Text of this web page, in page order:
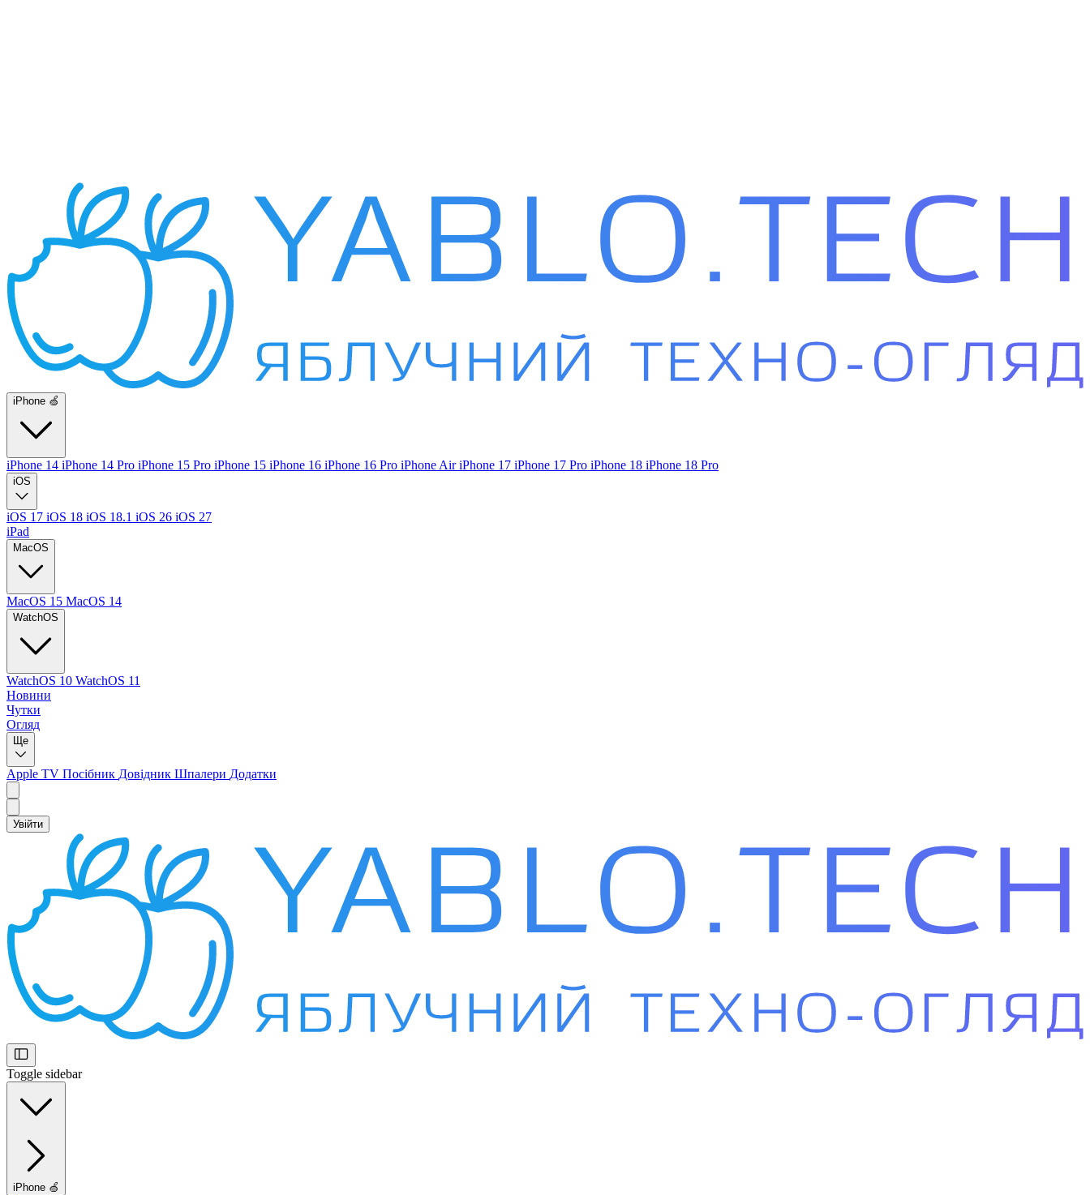
iPhone 🍏
iPhone 14 iPhone 14 Pro iPhone 15 Pro iPhone 15 iPhone 16 iPhone 16 Pro iPhone AiriPhone 17 iPhone 17 Pro iPhone 18 iPhone 18 Pro
iOS
iOS 17 iOS 18 iOS 18.1 iOS 26 iOS 27
iPad
MacOS
MacOS 15 MacOS 14
WatchOS
WatchOS 10 WatchOS 11
Новини
Чутки
Огляд
Ще
Apple TV Посібник Довідник Шпалери Додатки
Увійти
Toggle sidebar
iPhone 🍏